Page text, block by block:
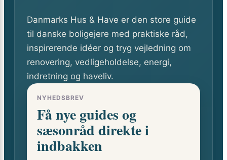
Danmarks Hus & Have er den store guide
til danske boligejere med praktiske råd,
inspirerende idéer og tryg vejledning om
renovering, vedligeholdelse, energi,
indretning og haveliv.
NYHEDSBREV
Få nye guides og
sæsonråd direkte i
indbakken